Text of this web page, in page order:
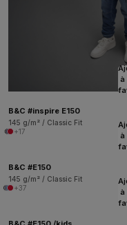
à
B&C #inspire E150
145 g/m² / Classic Fit
+17
à
B&C #E150
145 g/m² / Classic Fit
+37
à